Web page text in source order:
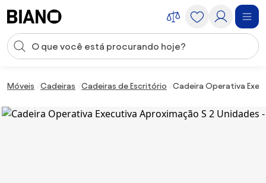
Entrada de pesquisa
Móveis Cadeiras Cadeiras de Escritório Cadeira Operativa